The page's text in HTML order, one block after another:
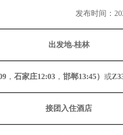
发布时间：
出发地-桂林
， 石家庄12:03 ， 邯郸13:45） 或
接团入住酒店